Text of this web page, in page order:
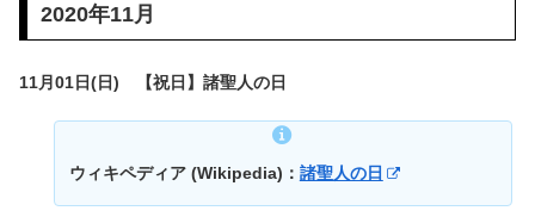
2020年11月
11月01日(日) 【祝日】諸聖人の日
ウィキペディア (Wikipedia)： 諸聖人の日